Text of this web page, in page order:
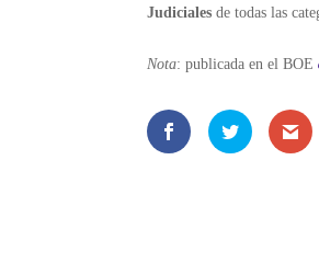
Judiciales de todas las
Nota: publicada en el BOE